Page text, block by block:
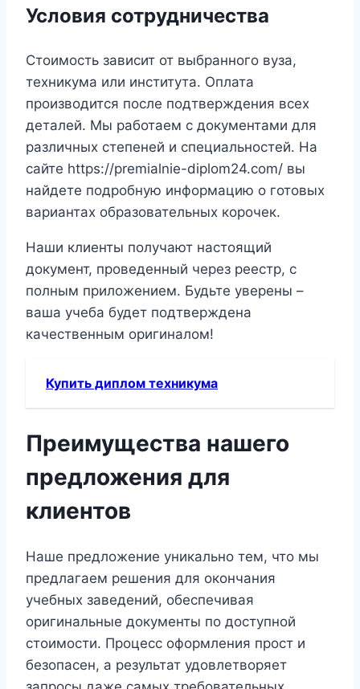
Условия сотрудничества
Стоимость зависит от выбранного вуза,
техникума или института. Оплата
производится после подтверждения всех
деталей. Мы работаем с документами для
различных степеней и специальностей. На
сайте https://premialnie-diplom24.com/ вы
найдете подробную информацию о готовых
вариантах образовательных корочек.
Наши клиенты получают настоящий
документ, проведенный через реестр, с
полным приложением. Будьте уверены –
ваша учеба будет подтверждена
качественным оригиналом!
Купить диплом техникума
Преимущества нашего
предложения для
клиентов
Наше предложение уникально тем, что мы
предлагаем решения для окончания
учебных заведений, обеспечивая
оригинальные документы по доступной
стоимости. Процесс оформления прост и
безопасен, а результат удовлетворяет